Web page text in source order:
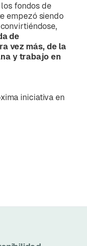
fondos de
empezó siendo
de
vez más, de la
y trabajo en
iniciativa en